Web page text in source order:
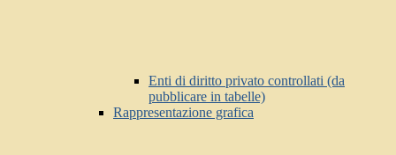
Enti di diritto privato controllati (da
pubblicare in tabelle)
Rappresentazione grafica